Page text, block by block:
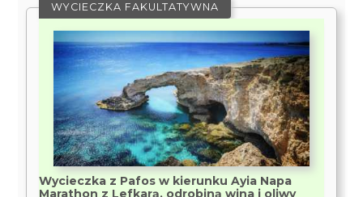
WYCIECZKA FAKULTATYWNA
Wycieczka z Pafos w kierunku Ayia Napa
Marathon z Lefkarą, odrobiną wina i oliwy